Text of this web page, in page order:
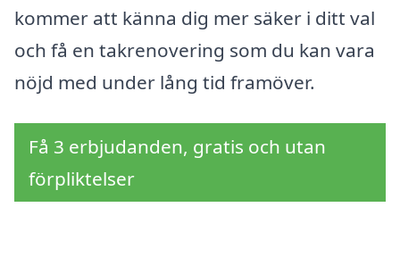
kommer att känna dig mer säker i ditt val
och få en takrenovering som du kan vara
nöjd med under lång tid framöver.
Få 3 erbjudanden, gratis och utan
förpliktelser